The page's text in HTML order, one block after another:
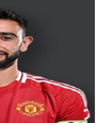
علوم وتكنولوجيا
المرأة والجمال